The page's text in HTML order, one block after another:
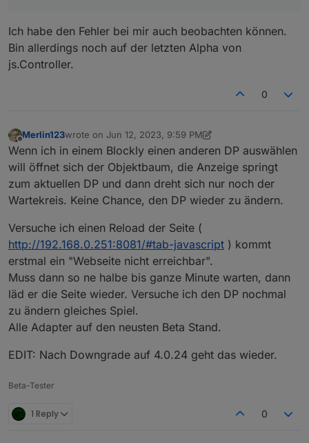
Ich habe den Fehler bei mir auch beobachten können.
Bin allerdings noch auf der letzten Alpha von
js.Controller.
0
Offline
Merlin123wrote on Jun 12, 2023, 9:59 PM
last edited by Merlin123 Jun 13, 2023, 12:12 AM
Wenn ich in einem Blockly einen anderen DP auswählen
will öffnet sich der Objektbaum, die Anzeige springt
zum aktuellen DP und dann dreht sich nur noch der
Wartekreis. Keine Chance, den DP wieder zu ändern.
Versuche ich einen Reload der Seite (
http://192.168.0.251:8081/#tab-javascript ) kommt
erstmal ein "Webseite nicht erreichbar".
Muss dann so ne halbe bis ganze Minute warten, dann
läd er die Seite wieder. Versuche ich den DP nochmal
zu ändern gleiches Spiel.
Alle Adapter auf den neusten Beta Stand.
EDIT: Nach Downgrade auf 4.0.24 geht das wieder.
Beta-Tester
1 Reply 0